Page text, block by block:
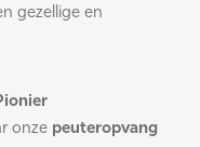
gezellige en
onze peuteropvang